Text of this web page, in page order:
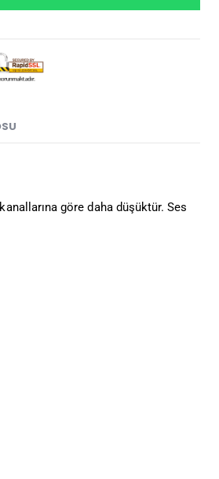
göre daha düşüktür. Ses